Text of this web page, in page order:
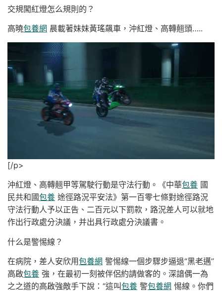
交規闖紅燈怎么規則的？
高曉包養網 晨載著妹妹黃瑤飆車，沖紅燈、高轉翹頭…..
[/p>
沖紅燈、高轉翹甲等駕駛行動是守法行動。《中華包養 國
民共和國包養 途徑路況平安法》第一百零七條對途徑路況
守法行動人予以正告、二百元以下罰款，路況差人可以就地
作出行政處分決議，并出具行政處分決議書。
什么是警惕線？
在病院，差人安欣用包養網 警惕線一個步驟步逼退“黑老邁”
高啟包養 強，在最初一刻被伴侶約請做客的。深諳偶一為
之之道的高啟強敵手下說：“這叫包養 警包養網 惕線。你們